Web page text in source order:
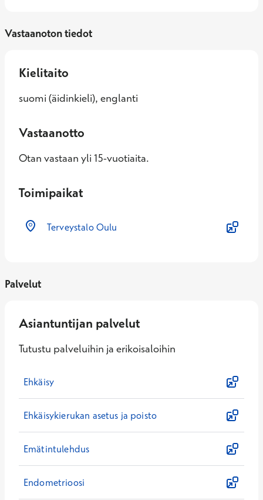
Vastaanoton tiedot
Kielitaito
suomi (äidinkieli), englanti
Vastaanotto
Otan vastaan yli 15-vuotiaita.
Toimipaikat
Terveystalo Oulu
Palvelut
Asiantuntijan palvelut
Tutustu palveluihin ja erikoisaloihin
Ehkäisy
Ehkäisykierukan asetus ja poisto
Emätintulehdus
Endometrioosi